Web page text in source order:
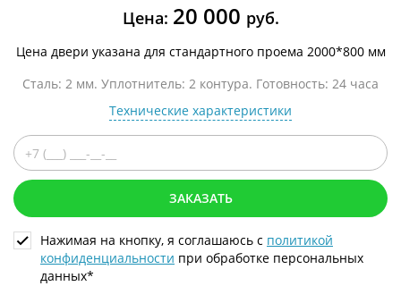
Цена: 20 000 руб.
Цена двери указана для стандартного проема 2000*800 мм
Сталь: 2 мм. Уплотнитель: 2 контура. Готовность: 24 часа
Технические характеристики
ЗАКАЗАТЬ
Нажимая на кнопку, я соглашаюсь с политикой
конфиденциальности при обработке персональных
данных*